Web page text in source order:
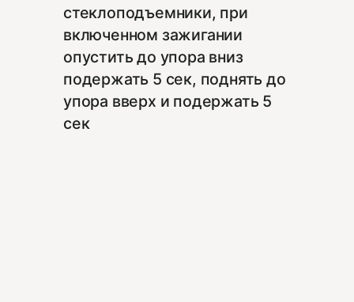
стеклоподъемники, при
включенном зажигании
опустить до упора вниз
подержать 5 сек, поднять до
упора вверх и подержать 5
сек